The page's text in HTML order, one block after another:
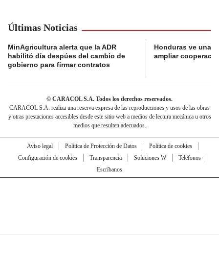
Últimas Noticias
MinAgricultura alerta que la ADR
habilitó día despúes del cambio de
gobierno para firmar contratos
Honduras ve una
ampliar
© CARACOL S.A. Todos los derechos reservados.
CARACOL S.A. realiza una reserva expresa de las reproducciones y usos de las obras
y otras prestaciones accesibles desde este sitio web a medios de lectura mecánica u otros
medios que resulten adecuados.
Aviso legal Política de Protección de Datos
Política de cookies
Configuración de cookies
Transparencia Soluciones W
Teléfonos
Escríbanos